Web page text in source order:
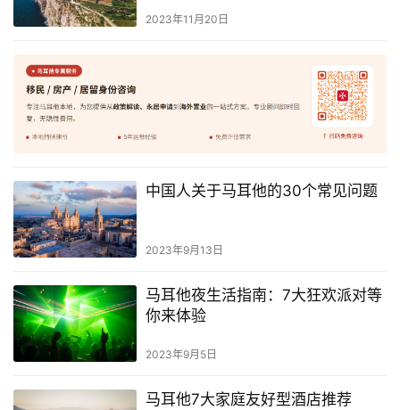
民
留
学
教
育
网
址
导
航
2023年11月20日
中国人关于马耳他的30个常见问题
2023年9月13日
马耳他夜生活指南：7大狂欢派对等
你来体验
2023年9月5日
马耳他7大家庭友好型酒店推荐